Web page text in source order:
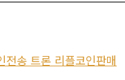
송 트론 리플코인판매